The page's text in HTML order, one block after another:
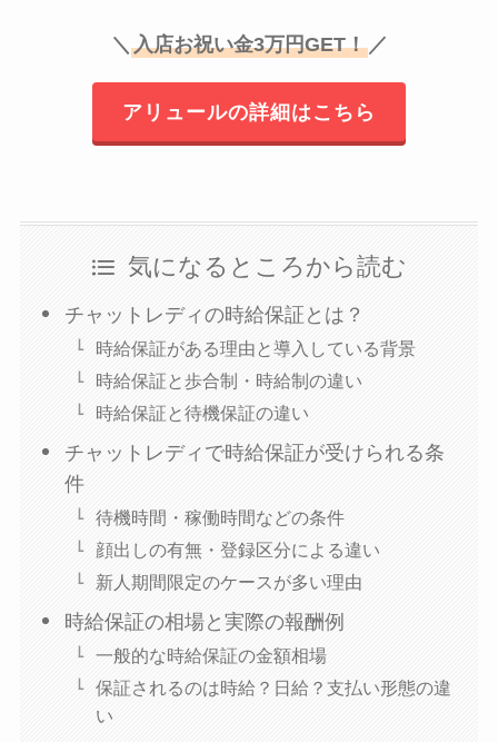
＼ 入店お祝い金3万円GET！／
アリュールの詳細はこちら
気になるところから読む
チャットレディの時給保証とは？
時給保証がある理由と導入している背景
時給保証と歩合制・時給制の違い
時給保証と待機保証の違い
チャットレディで時給保証が受けられる条
件
待機時間・稼働時間などの条件
顔出しの有無・登録区分による違い
新人期間限定のケースが多い理由
時給保証の相場と実際の報酬例
一般的な時給保証の金額相場
保証されるのは時給？日給？支払い形態の違
い